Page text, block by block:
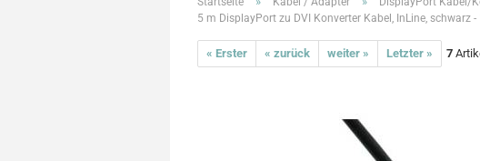
5 m DisplayPort zu DVI Konverter Kabel, InLine, schwarz -
« Erster « zurück weiter » Letzter » 7